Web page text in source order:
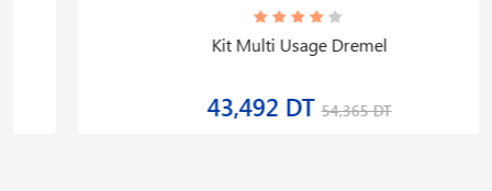
Kit Multi Usage Dremel
43,492 DT54,365 DT